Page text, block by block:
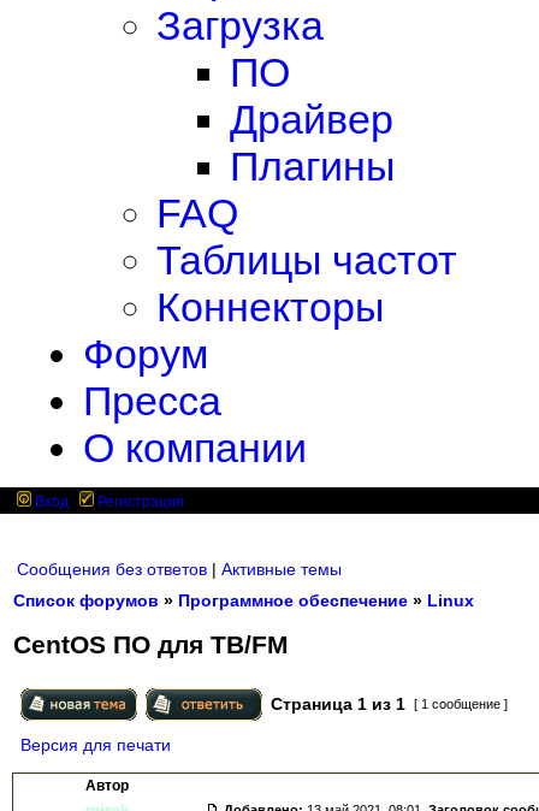
Загрузка
ПО
Драйвер
Плагины
FAQ
Таблицы частот
Коннекторы
Форум
Пресса
О компании
Вход Регистрация
Сообщения без ответов | Активные темы
Список форумов » Программное обеспечение » Linux
CentOS ПО для ТВ/FM
Страница 1 из 1 [ 1 сообщение ]
Версия для печати
Автор